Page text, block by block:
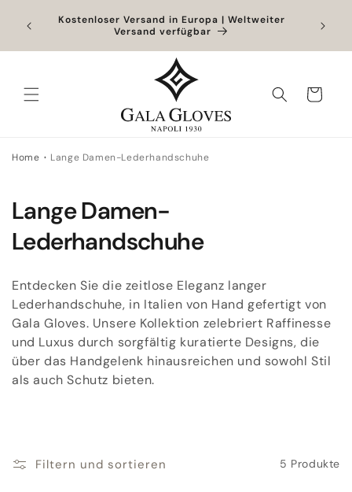
zum
Inhalt
Outlet bis zu -40% + zusätzliche 10% bei
Hinzufügen eines Produkts zum vollen Preis
Warenkorb
Home Lange Damen-Lederhandschuhe
K
a
e
g
o
r
e
Lange Damen-
Lederhandschuhe
Entdecken Sie die zeitlose Eleganz langer
Lederhandschuhe, in Italien von Hand gefertigt von
Gala Gloves. Unsere Kollektion zelebriert Raffinesse
und Luxus durch sorgfältig kuratierte Designs, die
über das Handgelenk hinausreichen und sowohl Stil
als auch Schutz bieten.
Filtern und sortieren 5 Produkte